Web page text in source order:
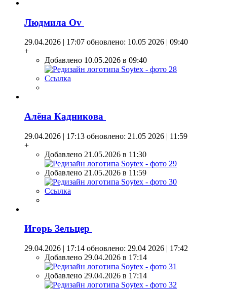
Людмила Оv
29.04.2026 | 17:07 обновлено: 10.05 2026 | 09:40
+
Добавлено 10.05.2026 в 09:40
Ссылка
Алёна Кадникова
29.04.2026 | 17:13 обновлено: 21.05 2026 | 11:59
+
Добавлено 21.05.2026 в 11:30
Добавлено 21.05.2026 в 11:59
Ссылка
Игорь Зельцер
29.04.2026 | 17:14 обновлено: 29.04 2026 | 17:42
Добавлено 29.04.2026 в 17:14
Добавлено 29.04.2026 в 17:14